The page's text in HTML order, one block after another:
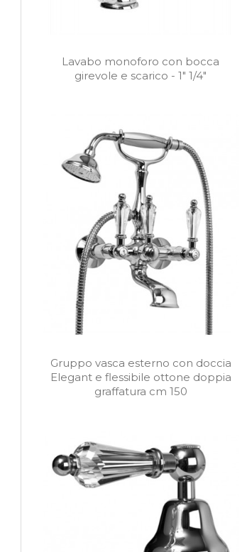
Lavabo monoforo con bocca
girevole e scarico - 1" 1/4"
Gruppo vasca esterno con doccia
Elegant e flessibile ottone doppia
graffatura cm 150